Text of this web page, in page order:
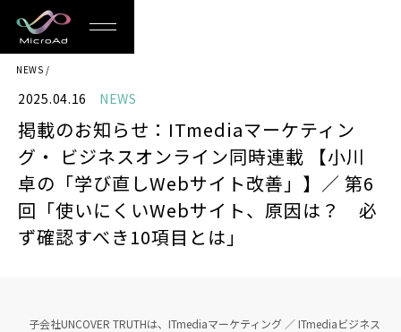
MicroAd
-
Redesigning
the
Future
Life
NEWS
2025.04.16 NEWS
掲載のお知らせ：ITmediaマーケティン
グ・ ビジネスオンライン同時連載 【小川
卓の「学び直しWebサイト改善」】／ 第6
回「使いにくいWebサイト、原因は？ 必
ず確認すべき10項目とは」
子会社UNCOVER TRUTHは、ITmediaマーケティング ／ ITmediaビジネス